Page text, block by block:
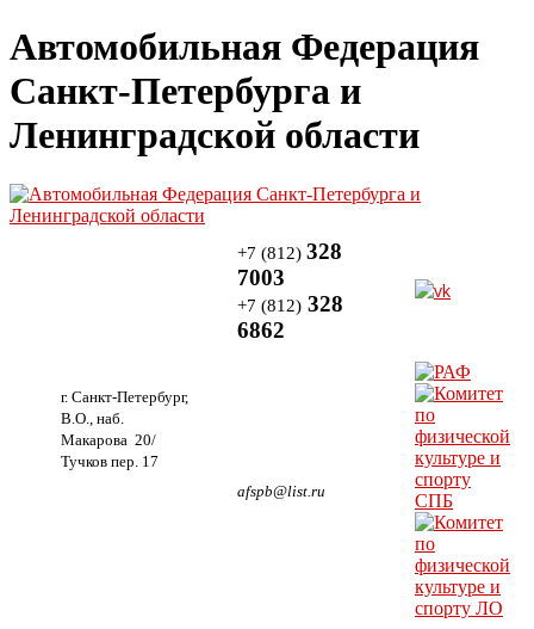
Автомобильная Федерация
Санкт-Петербурга и
Ленинградской области
г. Санкт-Петербург,
В.О., наб.
Макарова 20/
Тучков пер. 17
+7 (812) 328
7003
+7 (812) 328
6862
afspb@list.ru